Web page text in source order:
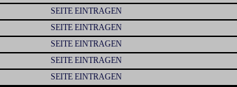
SEITE EINTRAGEN
SEITE EINTRAGEN
SEITE EINTRAGEN
SEITE EINTRAGEN
SEITE EINTRAGEN